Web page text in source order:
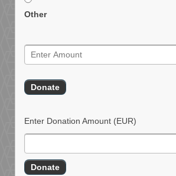
Other
Enter Donation Amount (EUR)